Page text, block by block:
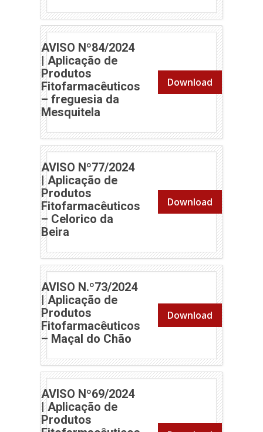
AVISO Nº84/2024
| Aplicação de
Produtos
Fitofarmacêuticos
– freguesia da
Mesquitela
Download
AVISO Nº77/2024
| Aplicação de
Produtos
Fitofarmacêuticos
– Celorico da
Beira
Download
AVISO N.º73/2024
| Aplicação de
Produtos
Fitofarmacêuticos
– Maçal do Chão (abre em nova janela)
Download
AVISO Nº69/2024
| Aplicação de
Produtos